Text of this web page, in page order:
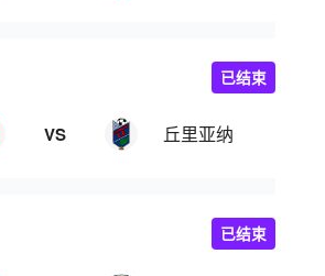
VS 丘里亚纳
已结束
已结束